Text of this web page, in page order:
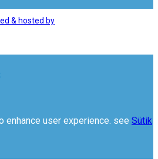
& hosted by
user experience. see Sütik